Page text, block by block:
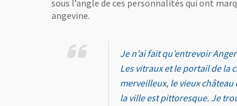
sous l’angle de ces personnalités qui ont
angevine.
Je n’ai fait qu’entrevoir
Les vitraux et le portail de la
merveilleux, le vieux
la ville est pittoresque. Je